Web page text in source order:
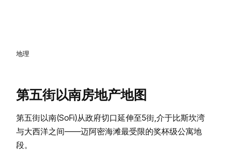
地理
第五街以南房地产地图
第五街以南(SoFi)从政府切口延伸至5街,介于比斯坎湾
与大西洋之间——迈阿密海滩最受限的奖杯级公寓地
段。